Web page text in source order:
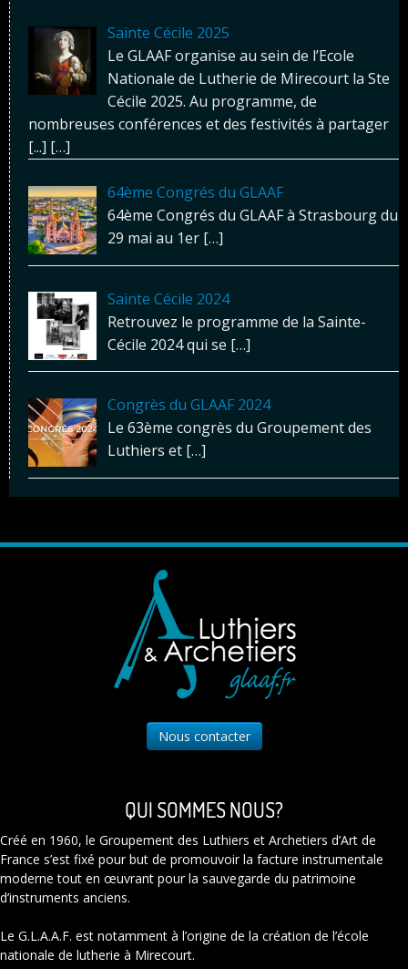
Sainte Cécile 2025
Le GLAAF organise au sein de l’Ecole
Nationale de Lutherie de Mirecourt la Ste
Cécile 2025. Au programme, de
nombreuses conférences et des festivités à partager
[...] […]
64ème Congrés du GLAAF
64ème Congrés du GLAAF à Strasbourg du
29 mai au 1er […]
Sainte Cécile 2024
Retrouvez le programme de la Sainte-
Cécile 2024 qui se […]
Congrès du GLAAF 2024
Le 63ème congrès du Groupement des
Luthiers et […]
Nous contacter
QUI SOMMES NOUS?
Créé en 1960, le Groupement des Luthiers et Archetiers d’Art de
France s’est fixé pour but de promouvoir la facture instrumentale
moderne tout en œuvrant pour la sauvegarde du patrimoine
d’instruments anciens.
Le G.L.A.A.F. est notamment à l’origine de la création de l’école
nationale de lutherie à Mirecourt.